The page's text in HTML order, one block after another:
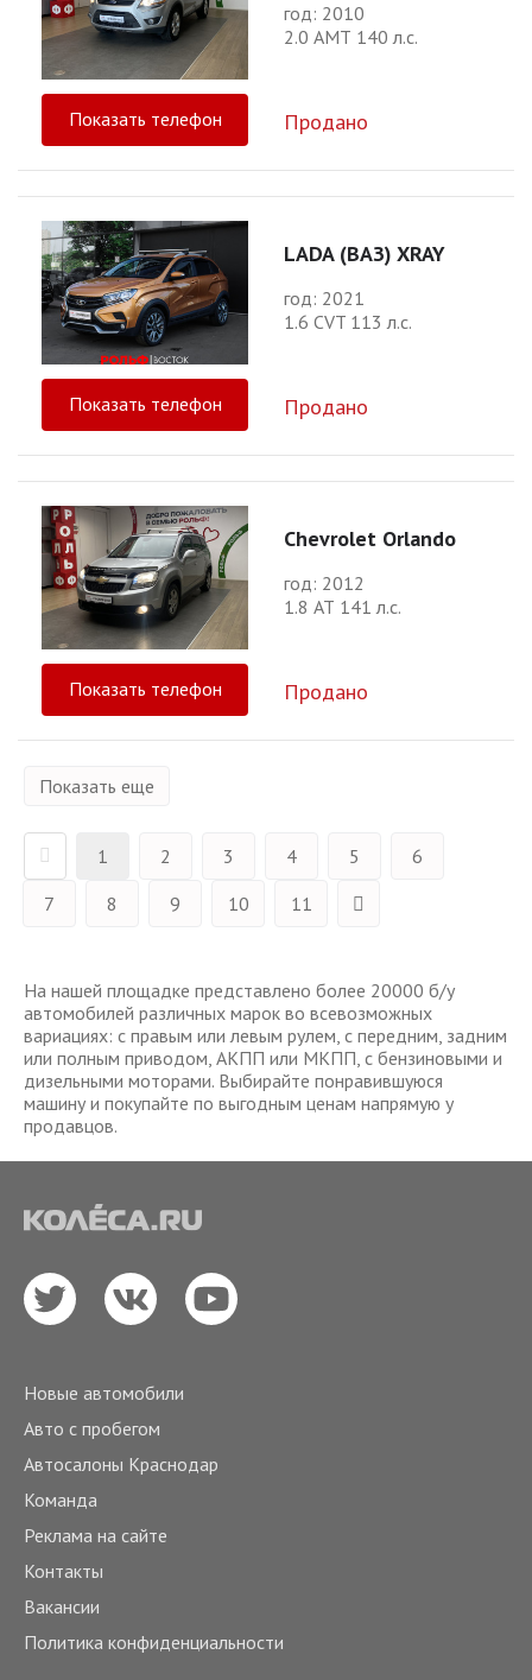
год: 2010
2.0 АМТ 140 л.с.
Показать телефон Продано
LADA (ВАЗ) XRAY
год: 2021
1.6 CVT 113 л.с.
Показать телефон Продано
Chevrolet Orlando
год: 2012
1.8 АТ 141 л.с.
Показать телефон Продано
Показать еще
1 2 3 4 5
6
7
8 9 10 11
На нашей площадке представлено более 20000 б/у
автомобилей различных марок во всевозможных
вариациях: с правым или левым рулем, с передним, задним
или полным приводом, АКПП или МКПП, с бензиновыми и
дизельными моторами. Выбирайте понравившуюся
машину и покупайте по выгодным ценам напрямую у
продавцов.
Новые автомобили
Авто с пробегом
Автосалоны Краснодар
Команда
Реклама на сайте
Контакты
Вакансии
Политика конфиденциальности